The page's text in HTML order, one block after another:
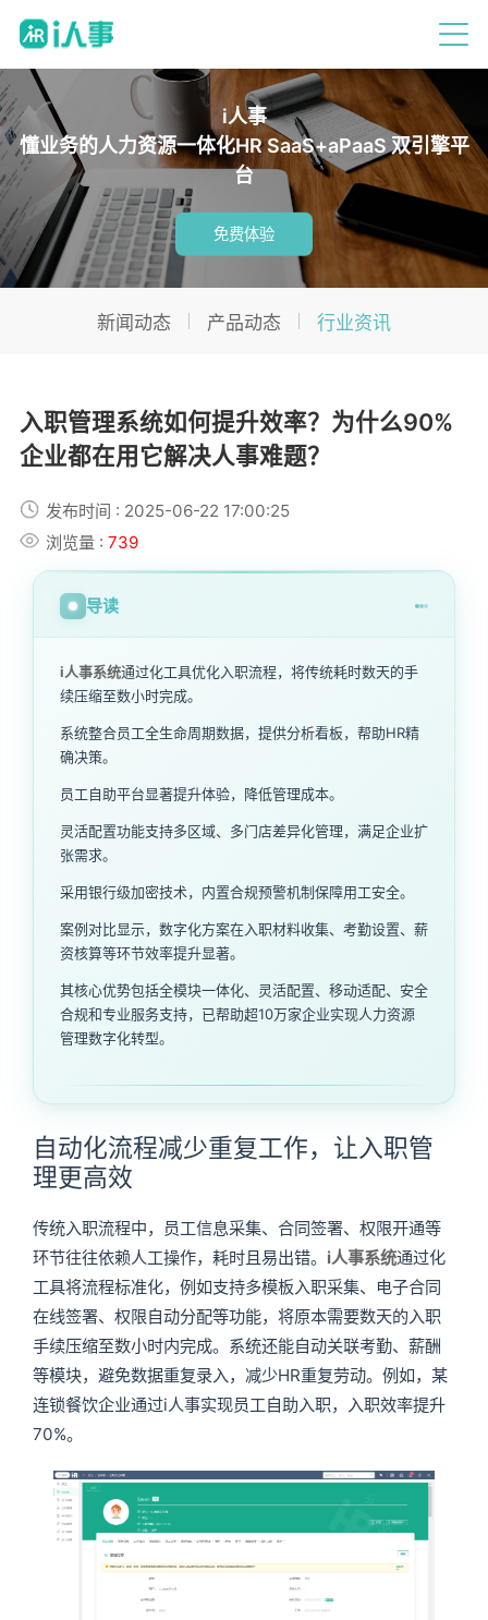
i人事
懂业务的人力资源一体化HR SaaS+aPaaS 双引擎平
台
免费体验
新闻动态 产品动态 行业资讯
入职管理系统如何提升效率？为什么90%
企业都在用它解决人事难题？
发布时间 : 2025-06-22 17:00:25
浏览量 : 739
导读
i人事系统通过化工具优化入职流程，将传统耗时数天的手
续压缩至数小时完成。
系统整合员工全生命周期数据，提供分析看板，帮助HR精
确决策。
员工自助平台显著提升体验，降低管理成本。
灵活配置功能支持多区域、多门店差异化管理，满足企业扩
张需求。
采用银行级加密技术，内置合规预警机制保障用工安全。
案例对比显示，数字化方案在入职材料收集、考勤设置、薪
资核算等环节效率提升显著。
其核心优势包括全模块一体化、灵活配置、移动适配、安全
合规和专业服务支持，已帮助超10万家企业实现人力资源
管理数字化转型。
自动化流程减少重复工作，让入职管
理更高效
传统入职流程中，员工信息采集、合同签署、权限开通等
环节往往依赖人工操作，耗时且易出错。 i人事系统通过化
工具将流程标准化，例如支持多模板入职采集、电子合同
在线签署、权限自动分配等功能，将原本需要数天的入职
手续压缩至数小时内完成。系统还能自动关联考勤、薪酬
等模块，避免数据重复录入，减少HR重复劳动。例如，某
连锁餐饮企业通过i人事实现员工自助入职，入职效率提升
70%。